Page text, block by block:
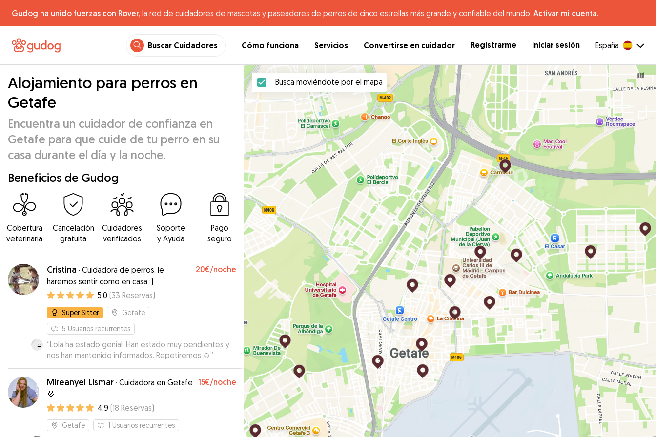
Gudog ha unido fuerzas con Rover, la red de cuidadores de mascotas y paseadores de perros de cinco estrellas más grande y confiable del mundo. Activar mi cuenta.
Buscar Cuidadores Cómo funciona Servicios Convertirse en cuidador Registrarme Iniciar sesión España
Alojamiento para perros en
Getafe
Encuentra un cuidador de confianza en
Getafe para que cuide de tu perro en su
casa durante el día y la noche.
Beneficios de Gudog
Cobertura
veterinaria
Cancelación
gratuita
Cuidadores
verificados
Soporte
y Ayuda
Pago
seguro
Cristina · Cuidadora de perros, le
haremos sentir como en casa :)
20€/noche
5.0 (33 Reservas)
Super Sitter
Getafe
5 Usuarios recurrentes
“Lola ha estado genial. Han estado muy pendientes y
nos han mantenido informados. Repetiremos.☺️ ”
Mireanyel Lismar · Cuidadora en Getafe
💜
15€/noche
4.9 (18 Reservas)
Getafe 1 Usuarios recurrentes
Busca moviéndote por el mapa